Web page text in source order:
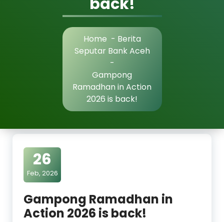
Home - Berita
Seputar Bank Aceh
-
Gampong
Ramadhan in Action
2026 is back!
26
Feb, 2026
Gampong Ramadhan in
Action 2026 is back!